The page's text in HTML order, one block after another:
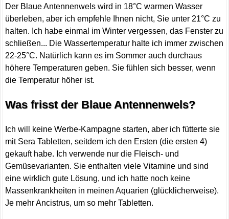
Der Blaue Antennenwels wird in 18°C warmen Wasser
überleben, aber ich empfehle Ihnen nicht, Sie unter 21°C zu
halten. Ich habe einmal im Winter vergessen, das Fenster zu
schließen... Die Wassertemperatur halte ich immer zwischen
22-25°C. Natürlich kann es im Sommer auch durchaus
höhere Temperaturen geben. Sie fühlen sich besser, wenn
die Temperatur höher ist.
Was frisst der Blaue Antennenwels?
Ich will keine Werbe-Kampagne starten, aber ich fütterte sie
mit Sera Tabletten, seitdem ich den Ersten (die ersten 4)
gekauft habe. Ich verwende nur die Fleisch- und
Gemüsevarianten. Sie enthalten viele Vitamine und sind
eine wirklich gute Lösung, und ich hatte noch keine
Massenkrankheiten in meinen Aquarien (glücklicherweise).
Je mehr Ancistrus, um so mehr Tabletten.